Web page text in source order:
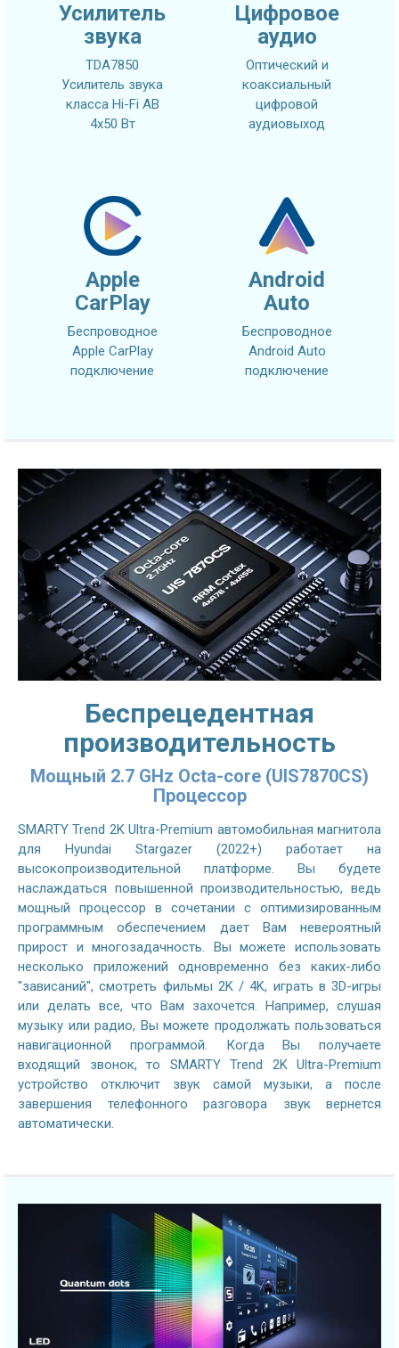
Усилитель
звука
TDA7850
Усилитель звука
класса Hi-Fi AB
4x50 Вт
Цифровое
аудио
Оптический и
коаксиальный
цифровой
аудиовыход
Apple
CarPlay
Беспроводное
Apple CarPlay
подключение
Android
Auto
Беспроводное
Android Auto
подключение
Беспрецедентная
производительность
Мощный 2.7 GHz Octa-core (UIS7870CS)
Процессор
SMARTY Trend 2K Ultra-Premium автомобильная магнитола
для Hyundai Stargazer (2022+) работает на
высокопроизводительной платформе. Вы будете
наслаждаться повышенной производительностью, ведь
мощный процессор в сочетании с оптимизированным
программным обеспечением дает Вам невероятный
прирост и многозадачность. Вы можете использовать
несколько приложений одновременно без каких-либо
"зависаний", смотреть фильмы 2K / 4K, играть в 3D-игры
или делать все, что Вам захочется. Например, слушая
музыку или радио, Вы можете продолжать пользоваться
навигационной программой. Когда Вы получаете
входящий звонок, то SMARTY Trend 2K Ultra-Premium
устройство отключит звук самой музыки, а после
завершения телефонного разговора звук вернется
автоматически.